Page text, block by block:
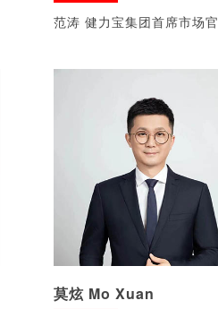
范涛 健力宝集团首席市场官
莫炫 Mo Xuan